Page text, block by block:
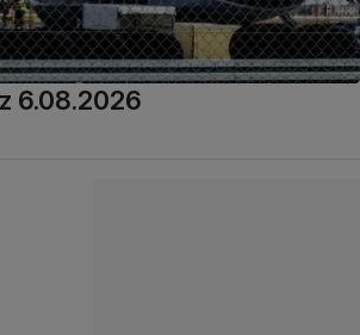
6.08.2026